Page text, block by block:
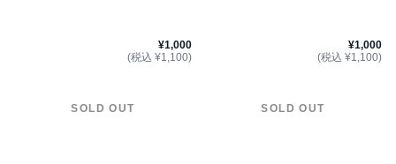
¥1,000
(税込 ¥1,100)
SOLD OUT
¥1,000
(税込 ¥1,100)
SOLD OUT